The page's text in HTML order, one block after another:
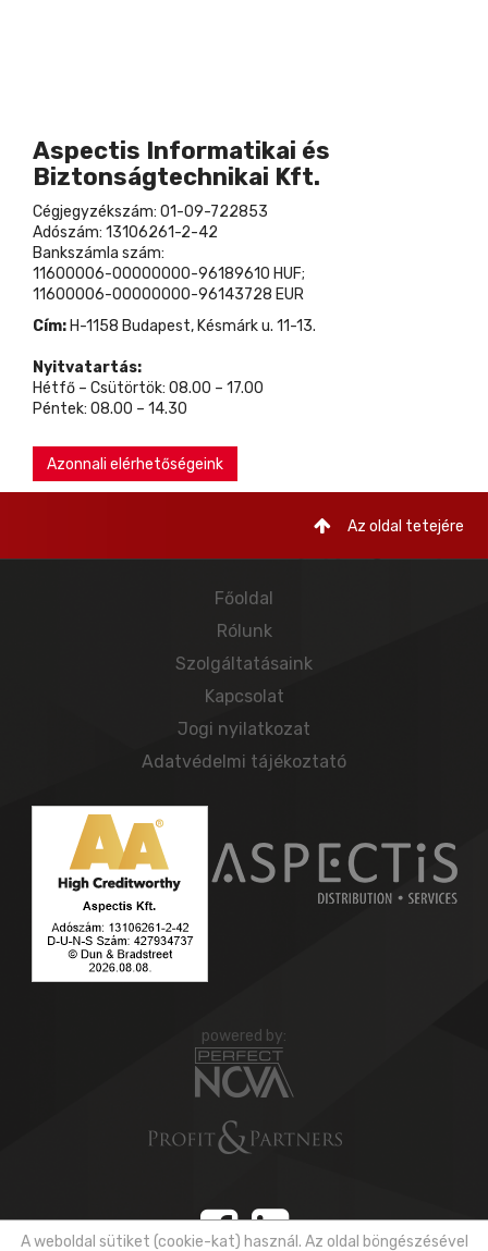
Aspectis Informatikai és
Biztonságtechnikai Kft.
Cégjegyzékszám: 01-09-722853
Adószám: 13106261-2-42
Bankszámla szám:
11600006-00000000-96189610 HUF;
11600006-00000000-96143728 EUR
Cím: H-1158 Budapest, Késmárk u. 11-13.
Nyitvatartás:
Hétfő – Csütörtök: 08.00 – 17.00
Péntek: 08.00 – 14.30
Azonnali elérhetőségeink
Az oldal tetejére
Főoldal
Rólunk
Szolgáltatásaink
Kapcsolat
Jogi nyilatkozat
Adatvédelmi tájékoztató
powered by:
A weboldal sütiket (cookie-kat) használ. Az oldal böngészésével